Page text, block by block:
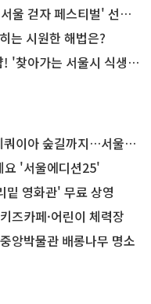
페스티벌' 선착순 5천명
는 시원한 해법은?
는 서울시 식생활 교육' 현장
길까지…서울둘레길 15코스
요 '서울에디션25'
밑 영화관' 무료 상영
즈카페·어린이 체력장
앙박물관 배롱나무 명소